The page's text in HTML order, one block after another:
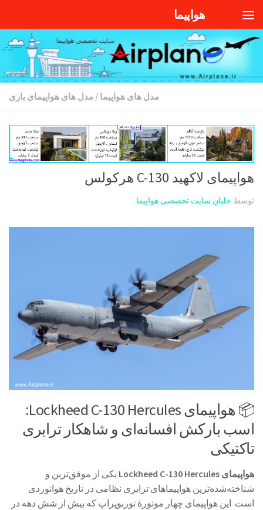
هواپیما
مدل های هواپیما / مدل های هواپیمای باری
هواپیمای لاکهید C-130 هرکولس
توسط خلبان سایت تخصصی هواپیما
📦 هواپیمای Lockheed C-130 Hercules:
اسب بارکش افسانه‌ای و شاهکار ترابری
تاکتیکی
هواپیمای Lockheed C-130 Hercules
یکی از موفق‌ترین و
شناخته‌شده‌ترین هواپیماهای ترابری نظامی در تاریخ هوانوردی
است. این هواپیمای چهار موتورهٔ توربوپراپ که بیش از شش دهه در